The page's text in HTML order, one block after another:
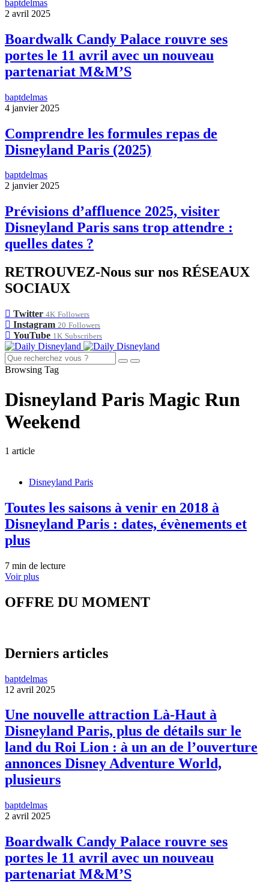
baptdelmas
2 avril 2025
Boardwalk Candy Palace rouvre ses
portes le 11 avril avec un nouveau
partenariat M&M’S
baptdelmas
4 janvier 2025
Comprendre les formules repas de
Disneyland Paris (2025)
baptdelmas
2 janvier 2025
Prévisions d’affluence 2025, visiter
Disneyland Paris sans trop attendre :
quelles dates ?
RETROUVEZ-Nous sur nos RÉSEAUX
SOCIAUX
Twitter 4K Followers
Instagram 20 Followers
YouTube 1K Subscribers
Browsing Tag
Disneyland Paris Magic Run
Weekend
1 article
Disneyland Paris
Toutes les saisons à venir en 2018 à
Disneyland Paris : dates, évènements et
plus
7 min de lecture
Voir plus
OFFRE DU MOMENT
Derniers articles
baptdelmas
12 avril 2025
Une nouvelle attraction Là-Haut à
Disneyland Paris, plus de détails sur le
land du Roi Lion : à un an de l’ouverture
annonces Disney Adventure World,
plusieurs
baptdelmas
2 avril 2025
Boardwalk Candy Palace rouvre ses
portes le 11 avril avec un nouveau
partenariat M&M’S